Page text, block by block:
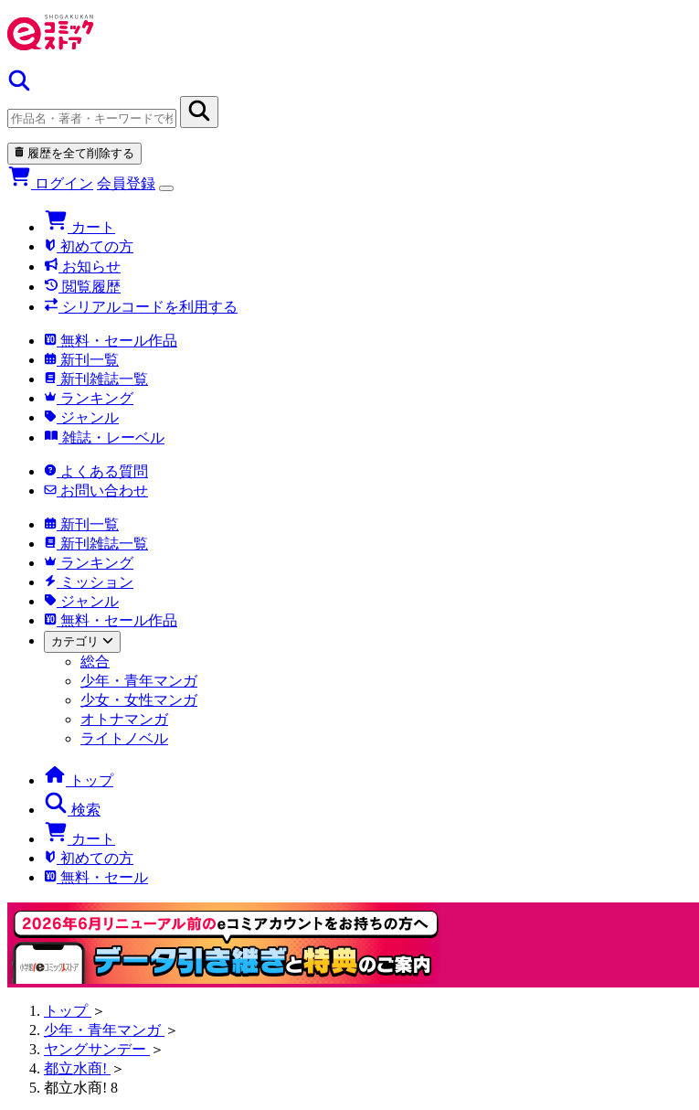
履歴を全て削除する
ログイン 会員登録
カート
初めての方
お知らせ
閲覧履歴
シリアルコードを利用する
無料・セール作品
新刊一覧
新刊雑誌一覧
ランキング
ジャンル
雑誌・レーベル
よくある質問
お問い合わせ
新刊一覧
新刊雑誌一覧
ランキング
ミッション
ジャンル
無料・セール作品
カテゴリ
総合
少年・青年マンガ
少女・女性マンガ
オトナマンガ
ライトノベル
トップ
検索
カート
初めての方
無料・セール
トップ ＞
少年・青年マンガ ＞
ヤングサンデー ＞
都立水商! ＞
都立水商! 8